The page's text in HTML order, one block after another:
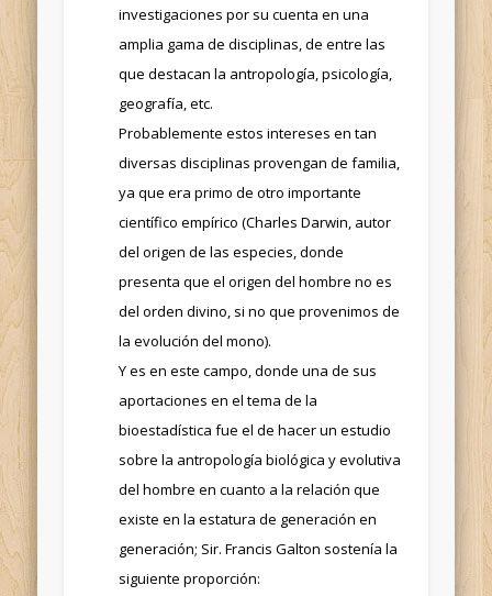
investigaciones por su cuenta en una
amplia gama de disciplinas, de entre las
que destacan la antropología, psicología,
geografía, etc.
Probablemente estos intereses en tan
diversas disciplinas provengan de familia,
ya que era primo de otro importante
científico empírico (Charles Darwin, autor
del origen de las especies, donde
presenta que el origen del hombre no es
del orden divino, si no que provenimos de
la evolución del mono).
Y es en este campo, donde una de sus
aportaciones en el tema de la
bioestadística fue el de hacer un estudio
sobre la antropología biológica y evolutiva
del hombre en cuanto a la relación que
existe en la estatura de generación en
generación; Sir. Francis Galton sostenía la
siguiente proporción: